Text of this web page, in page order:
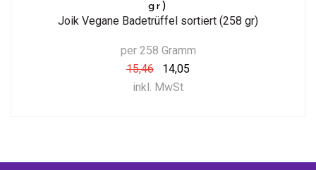
gr)
Joik Vegane Badetrüffel sortiert (258 gr)
per 258 Gramm
15,46
14,05
inkl. MwSt